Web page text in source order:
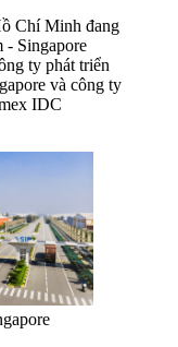
Chí Minh đang
- Singapore
ty phát triển
và công ty
IDC